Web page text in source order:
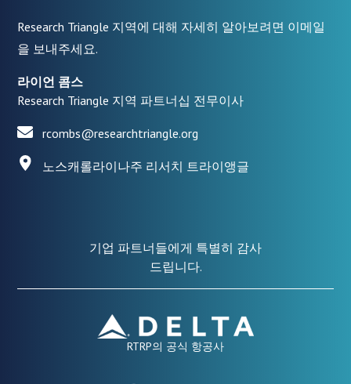
Research Triangle 지역에 대해 자세히 알아보려면 이메일
을 보내주세요.
라이언 콤스
Research Triangle 지역 파트너십 전무이사
rcombs@researchtriangle.org
노스캐롤라이나주 리서치 트라이앵글
기업 파트너들에게 특별히 감사
드립니다.
RTRP의 공식 항공사